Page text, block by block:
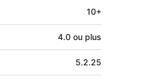
10+
4.0 ou plus
5.2.25